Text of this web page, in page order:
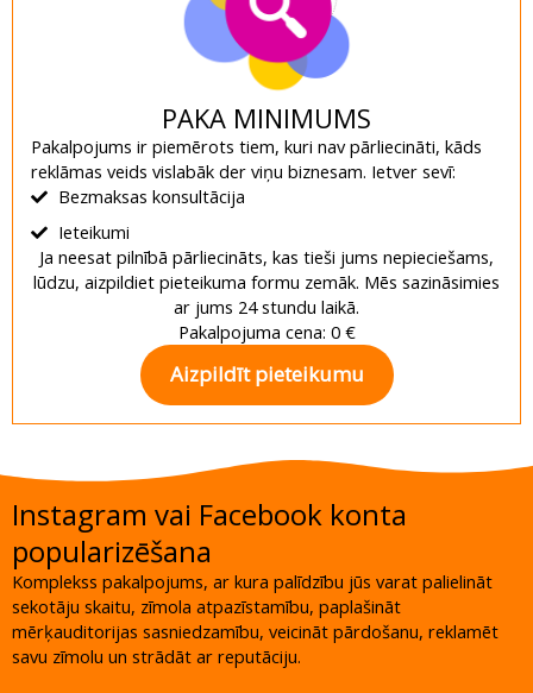
PAKA MINIMUMS
Pakalpojums ir piemērots tiem, kuri nav pārliecināti, kāds
reklāmas veids vislabāk der viņu biznesam. Ietver sevī:
Bezmaksas konsultācija
Ieteikumi
Ja neesat pilnībā pārliecināts, kas tieši jums nepieciešams,
lūdzu, aizpildiet pieteikuma formu zemāk. Mēs sazināsimies
ar jums 24 stundu laikā.
Pakalpojuma cena: 0 €
Aizpildīt pieteikumu
Instagram vai Facebook konta
popularizēšana
Komplekss pakalpojums, ar kura palīdzību jūs varat palielināt
sekotāju skaitu, zīmola atpazīstamību, paplašināt
mērķauditorijas sasniedzamību, veicināt pārdošanu, reklamēt
savu zīmolu un strādāt ar reputāciju.